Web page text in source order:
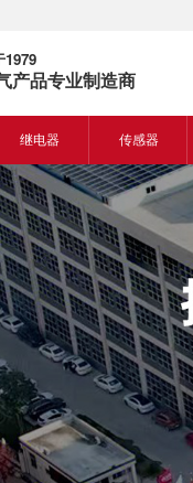
1979
产品专业制造商
继电器
电器
电器
继电器
电器
电器及插座
传感器
接近开关
光电开关
编码器
热电偶
热电阻